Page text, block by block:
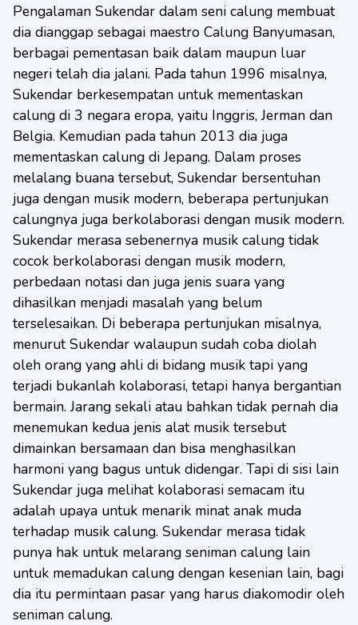
Pengalaman Sukendar dalam seni calung membuat
dia dianggap sebagai maestro Calung Banyumasan,
berbagai pementasan baik dalam maupun luar
negeri telah dia jalani. Pada tahun 1996 misalnya,
Sukendar berkesempatan untuk mementaskan
calung di 3 negara eropa, yaitu Inggris, Jerman dan
Belgia. Kemudian pada tahun 2013 dia juga
mementaskan calung di Jepang. Dalam proses
melalang buana tersebut, Sukendar bersentuhan
juga dengan musik modern, beberapa pertunjukan
calungnya juga berkolaborasi dengan musik modern.
Sukendar merasa sebenernya musik calung tidak
cocok berkolaborasi dengan musik modern,
perbedaan notasi dan juga jenis suara yang
dihasilkan menjadi masalah yang belum
terselesaikan. Di beberapa pertunjukan misalnya,
menurut Sukendar walaupun sudah coba diolah
oleh orang yang ahli di bidang musik tapi yang
terjadi bukanlah kolaborasi, tetapi hanya bergantian
bermain. Jarang sekali atau bahkan tidak pernah dia
menemukan kedua jenis alat musik tersebut
dimainkan bersamaan dan bisa menghasilkan
harmoni yang bagus untuk didengar. Tapi di sisi lain
Sukendar juga melihat kolaborasi semacam itu
adalah upaya untuk menarik minat anak muda
terhadap musik calung. Sukendar merasa tidak
punya hak untuk melarang seniman calung lain
untuk memadukan calung dengan kesenian lain, bagi
dia itu permintaan pasar yang harus diakomodir oleh
seniman calung.